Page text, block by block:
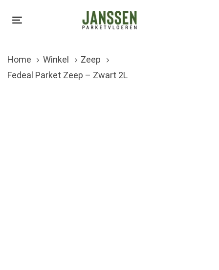
links
navigation
Skip
Toggle
Home
Winkel
Zeep
Fedeal Parket Zeep – Zwart 2L